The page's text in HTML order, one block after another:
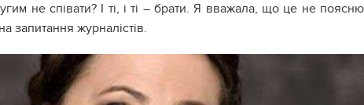
не співати? І ті, і ті – брати. Я вважала, що це не
запитання журналістів.